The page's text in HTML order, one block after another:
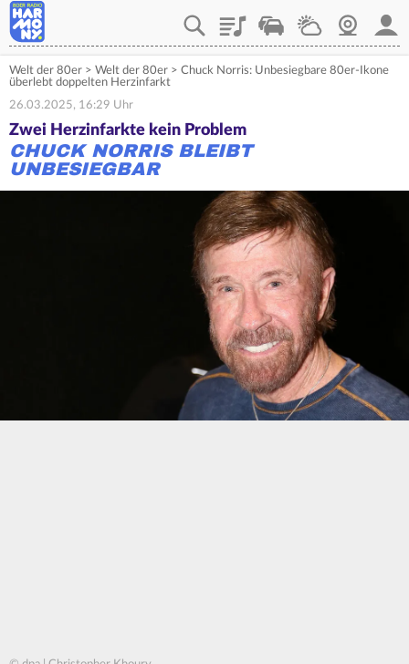
PlaylistVerkehrWetterWebcam
Welt der 80er > Welt der 80er > Chuck Norris: Unbesiegbare 80er-Ikone
überlebt doppelten Herzinfarkt
26.03.2025, 16:29 Uhr
Zwei Herzinfarkte kein Problem
CHUCK NORRIS BLEIBT
UNBESIEGBAR